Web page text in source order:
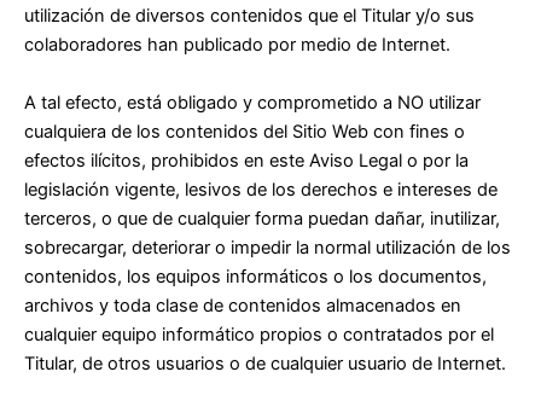
utilización de diversos contenidos que el Titular y/o sus
colaboradores han publicado por medio de Internet.
A tal efecto, está obligado y comprometido a NO utilizar
cualquiera de los contenidos del Sitio Web con fines o
efectos ilícitos, prohibidos en este Aviso Legal o por la
legislación vigente, lesivos de los derechos e intereses de
terceros, o que de cualquier forma puedan dañar, inutilizar,
sobrecargar, deteriorar o impedir la normal utilización de los
contenidos, los equipos informáticos o los documentos,
archivos y toda clase de contenidos almacenados en
cualquier equipo informático propios o contratados por el
Titular, de otros usuarios o de cualquier usuario de Internet.